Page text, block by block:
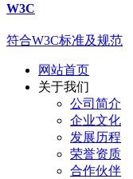
W3C
符合W3C标准及规范
网站首页
关于我们
公司简介
企业文化
发展历程
荣誉资质
合作伙伴